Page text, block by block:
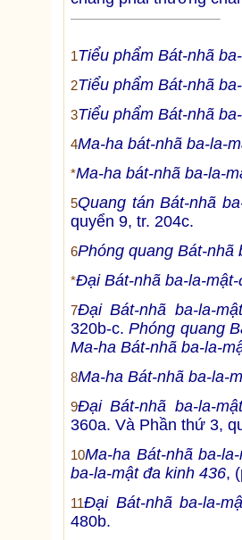
1Tiểu phẩm Bát-nhã
2Tiểu phẩm Bát-nhã
3Tiểu phẩm Bát-nhã
4Ma-ha bát-nhã ba-la-
*Ma-ha bát-nhã ba-la-
5Quang tán Bát-nhã
quyển 9, tr. 204c.
6Phóng quang Bát-nhã
*Đại Bát-nhã ba-la-
7Đại Bát-nhã ba-la-
320b-c.Phóng quang
Ma-ha Bát-nhã ba-la-
8Ma-ha Bát-nhã ba-la-
9Đại Bát-nhã ba-la-
360a. Và Phần thứ 3,
10Ma-ha Bát-nhã ba-
ba-la-mật đa kinh 436,
11Đại Bát-nhã ba-la-
480b.